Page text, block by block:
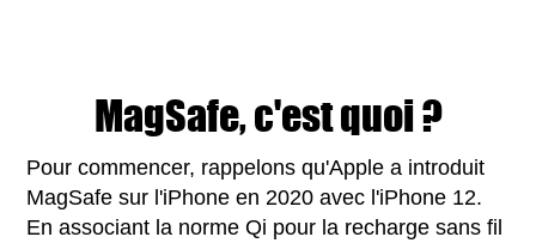
MagSafe, c'est quoi ?
Pour commencer, rappelons qu'Apple a introduit
MagSafe sur l'iPhone en 2020 avec l'iPhone 12.
En associant la norme Qi pour la recharge sans fil